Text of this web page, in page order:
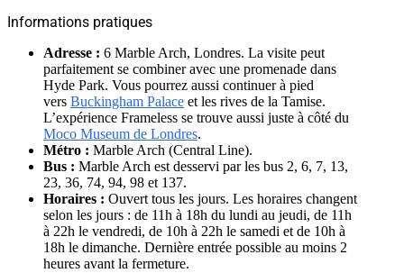
Informations pratiques
Adresse : 6 Marble Arch, Londres. La visite peut
parfaitement se combiner avec une promenade dans
Hyde Park. Vous pourrez aussi continuer à pied
vers Buckingham Palace et les rives de la Tamise.
L’expérience Frameless se trouve aussi juste à côté du
Moco Museum de Londres.
Métro : Marble Arch (Central Line).
Bus : Marble Arch est desservi par les bus 2, 6, 7, 13,
23, 36, 74, 94, 98 et 137.
Horaires : Ouvert tous les jours. Les horaires changent
selon les jours : de 11h à 18h du lundi au jeudi, de 11h
à 22h le vendredi, de 10h à 22h le samedi et de 10h à
18h le dimanche. Dernière entrée possible au moins 2
heures avant la fermeture.